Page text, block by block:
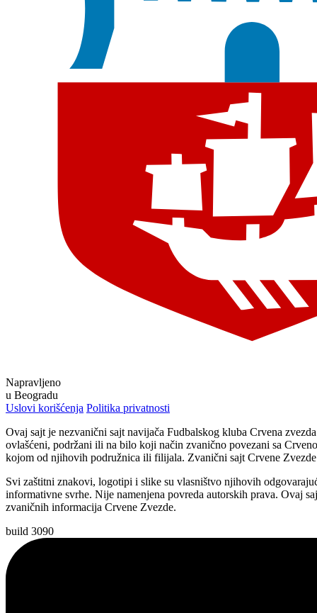
Napravljeno
u Beogradu
Uslovi korišćenja Politika privatnosti
Ovaj sajt je nezvanični sajt navijača Fudbalskog kluba Crvena
ovlašćeni, podržani ili na bilo koji način zvanično povezani sa
kojom od njihovih podružnica ili filijala. Zvanični sajt Crvene
Svi zaštitni znakovi, logotipi i slike su vlasništvo njihovih
informativne svrhe. Nije namenjena povreda autorskih prava. Ovaj
zvaničnih informacija Crvene Zvezde.
build 3090